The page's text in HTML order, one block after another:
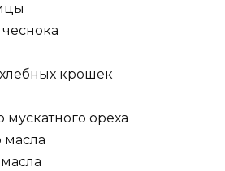
крошек
мускатного ореха
масла